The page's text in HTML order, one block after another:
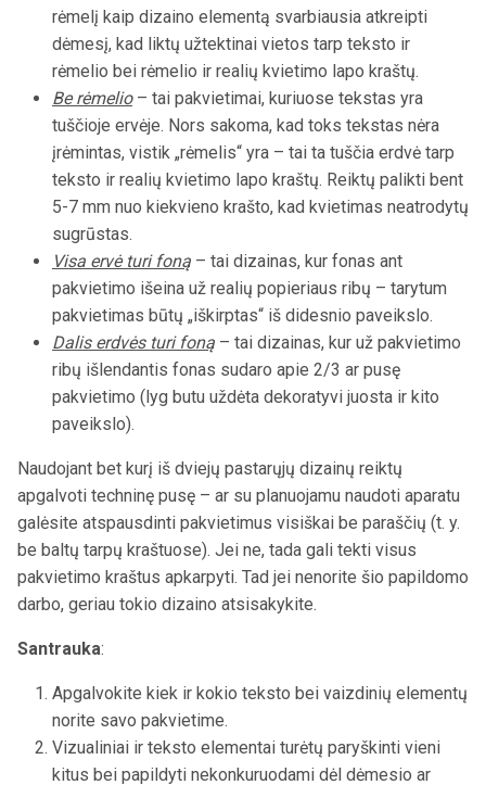
įvairiausi: gėlės, ornamentai, linijos ir t.t. Pasirinkus
rėmelį kaip dizaino elementą svarbiausia atkreipti
dėmesį, kad liktų užtektinai vietos tarp teksto ir
rėmelio bei rėmelio ir realių kvietimo lapo kraštų.
Be rėmelio– tai pakvietimai, kuriuose tekstas yra
tuščioje ervėje. Nors sakoma, kad toks tekstas nėra
įrėmintas, vistik „rėmelis“ yra – tai ta tuščia erdvė tarp
teksto ir realių kvietimo lapo kraštų. Reiktų palikti bent
5-7mm nuo kiekvieno krašto, kad kvietimas neatrodytų
sugrūstas.
Visa ervė turi foną– tai dizainas, kur fonas ant
pakvietimo išeina už realių popieriaus ribų – tarytum
pakvietimas būtų „iškirptas“ iš didesnio paveikslo.
Dalis erdvės turi foną – tai dizainas, kur už pakvietimo
ribų išlendantis fonas sudaro apie2/3 ar pusę
pakvietimo (lyg butu uždėta dekoratyvi juosta ir kito
Naudojant bet kurį iš dviejų pastarųjų dizainų reiktų
apgalvoti techninę pusę – ar su planuojamu naudoti aparatu
galėsite atspausdinti pakvietimus visiškai be paraščių (t. y.
be baltų tarpų kraštuose). Jei ne, tada gali tekti visus
pakvietimo kraštus apkarpyti. Tad jei nenorite šio papildomo
Apgalvokite kiek ir kokio teksto bei vaizdinių elementų
norite savo pakvietime.
Vizualiniai ir teksto elementai turėtų paryškinti vieni